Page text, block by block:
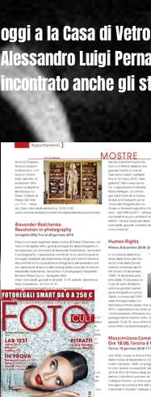
oggi a la Casa di Vetro
Alessandro Luigi
incontrato anche gli
della Canadian Inter